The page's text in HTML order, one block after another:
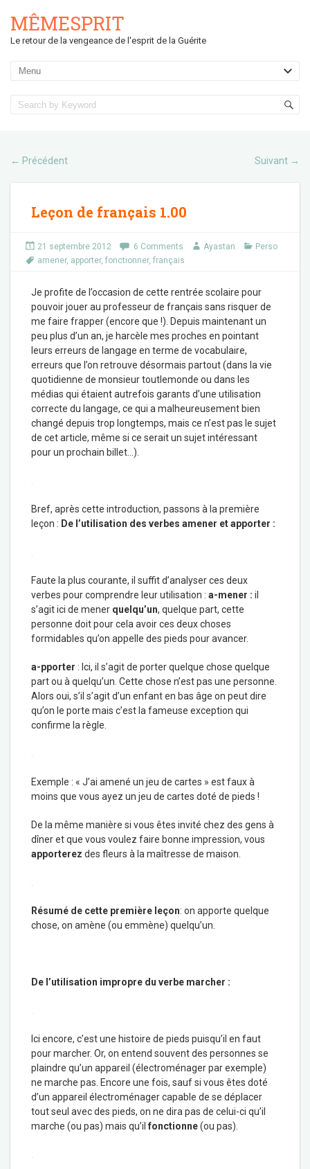
MÊMESPRIT
Le retour de la vengeance de l'esprit de la Guérite
← Précédent Suivant →
Leçon de français 1.00
21 septembre 2012 6 Comments Ayastan
Perso
amener, apporter, fonctionner, français
Je profite de l’occasion de cette rentrée scolaire pour
pouvoir jouer au professeur de français sans risquer de
me faire frapper (encore que !). Depuis maintenant un
peu plus d’un an, je harcèle mes proches en pointant
leurs erreurs de langage en terme de vocabulaire,
erreurs que l’on retrouve désormais partout (dans la vie
quotidienne de monsieur toutlemonde ou dans les
médias qui étaient autrefois garants d’une utilisation
correcte du langage, ce qui a malheureusement bien
changé depuis trop longtemps, mais ce n’est pas le sujet
de cet article, même si ce serait un sujet intéressant
pour un prochain billet…).
Bref, après cette introduction, passons à la première
leçon : De l’utilisation des verbes amener et apporter :
Faute la plus courante, il suffit d’analyser ces deux
verbes pour comprendre leur utilisation : a-mener : il
s’agit ici de mener quelqu’un, quelque part, cette
personne doit pour cela avoir ces deux choses
formidables qu’on appelle des pieds pour avancer.
a-pporter : Ici, il s’agit de porter quelque chose quelque
part ou à quelqu’un. Cette chose n’est pas une personne.
Alors oui, s’il s’agit d’un enfant en bas âge on peut dire
qu’on le porte mais c’est la fameuse exception qui
confirme la règle.
Exemple : « J’ai amené un jeu de cartes » est faux à
moins que vous ayez un jeu de cartes doté de pieds !
De la même manière si vous êtes invité chez des gens à
dîner et que vous voulez faire bonne impression, vous
apporterez des fleurs à la maîtresse de maison.
Résumé de cette première leçon: on apporte quelque
chose, on amène (ou emmène) quelqu’un.
De l’utilisation impropre du verbe marcher :
Ici encore, c’est une histoire de pieds puisqu’il en faut
pour marcher. Or, on entend souvent des personnes se
plaindre qu’un appareil (électroménager par exemple)
ne marche pas. Encore une fois, sauf si vous êtes doté
d’un appareil électroménager capable de se déplacer
tout seul avec des pieds, on ne dira pas de celui-ci qu’il
marche (ou pas) mais qu’il fonctionne(ou pas).